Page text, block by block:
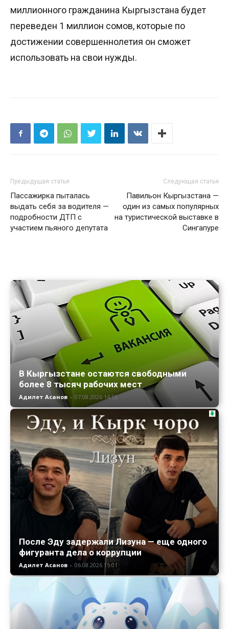
миллионного гражданина Кыргызстана будет
переведен 1 миллион сомов, которые по
достижении совершеннолетия он сможет
использовать на свои нужды.
Предыдущая статья
Пассажирка пыталась
выдать себя за водителя —
подробности ДТП с
участием пьяного депутата
Следующая статья
Павильон Кыргызстана —
один из самых популярных
на туристической выставке в
Сингапуре
В Кыргызстане остаются свободными
более 8 тысяч рабочих мест
Адилет Асанов - 07.08.2026 14:55
После Эду задержали Лизуна — еще одного
фигуранта дела о коррупции
Адилет Асанов - 06.08.2026 15:01